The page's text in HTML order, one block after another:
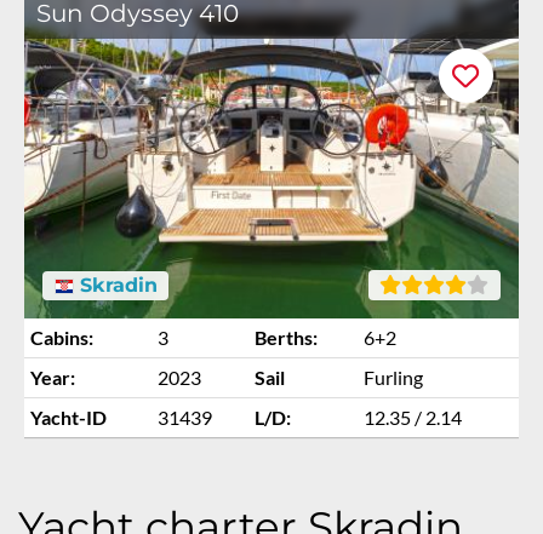
Sun Odyssey 410
Skradin
Cabins: 3 Berths:
6+2
Year:
2023 Sail
Furling
Yacht-ID
31439 L/D: 12.35 / 2.14